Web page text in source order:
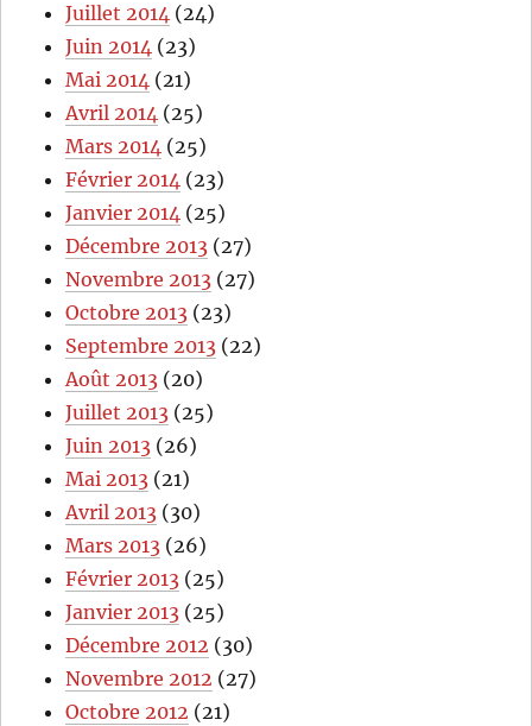
Juillet 2014 (24)
Juin 2014 (23)
Mai 2014 (21)
Avril 2014 (25)
Mars 2014 (25)
Février 2014 (23)
Janvier 2014 (25)
Décembre 2013 (27)
Novembre 2013 (27)
Octobre 2013 (23)
Septembre 2013 (22)
Août 2013 (20)
Juillet 2013 (25)
Juin 2013 (26)
Mai 2013 (21)
Avril 2013 (30)
Mars 2013 (26)
Février 2013 (25)
Janvier 2013 (25)
Décembre 2012 (30)
Novembre 2012 (27)
Octobre 2012 (21)